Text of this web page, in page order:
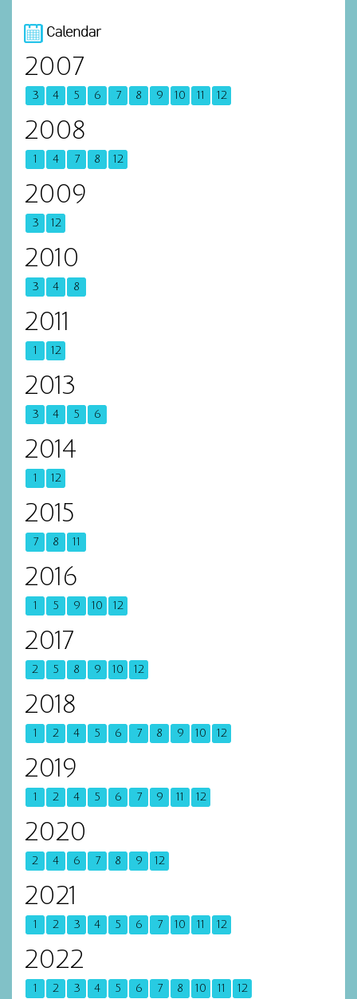
Calendar
2007
3 4 5 6 7 8 9 10 11 12
2008
1 4 7 8 12
2009
3 12
2010
3 4 8
2011
1 12
2013
3 4 5 6
2014
1 12
2015
7 8 11
2016
1 5 9 10 12
2017
2 5 8 9 10 12
2018
1 2 4 5 6 7 8 9 10 12
2019
1 2 4 5 6 7 9 11 12
2020
2 4 6 7 8 9 12
2021
1 2 3 4 5 6 7 10 11 12
2022
1 2 3 4 5 6 7 8 10 11 12